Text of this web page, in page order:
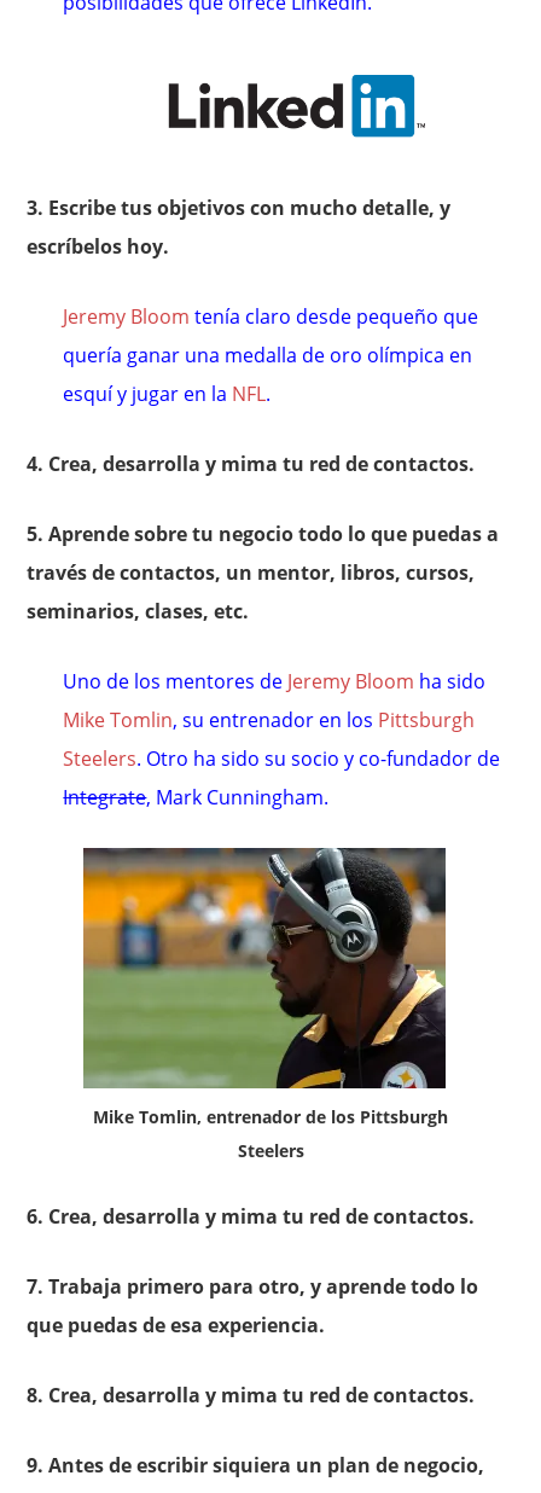
3. Escribe tus objetivos con mucho detalle, y
escríbelos hoy.
Jeremy Bloom tenía claro desde pequeño que
quería ganar una medalla de oro olímpica en
esquí y jugar en la NFL.
4. Crea, desarrolla y mima tu red de contactos.
5. Aprende sobre tu negocio todo lo que puedas a
través de contactos, un mentor, libros, cursos,
seminarios, clases, etc.
Uno de los mentores de Jeremy Bloom ha sido
Mike Tomlin, su entrenador en los Pittsburgh
Steelers. Otro ha sido su socio y co-fundador de
Integrate, Mark Cunningham.
Mike Tomlin, entrenador de los Pittsburgh
Steelers
6. Crea, desarrolla y mima tu red de contactos.
7. Trabaja primero para otro, y aprende todo lo
que puedas de esa experiencia.
8. Crea, desarrolla y mima tu red de contactos.
9. Antes de escribir siquiera un plan de negocio,